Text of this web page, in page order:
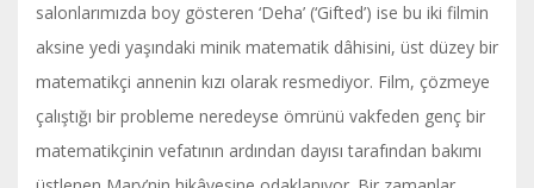
salonlarımızda boy gösteren ‘Deha’ (‘Gifted’) ise bu iki filmin
aksine yedi yaşındaki minik matematik dâhisini, üst düzey bir
matematikçi annenin kızı olarak resmediyor. Film, çözmeye
çalıştığı bir probleme neredeyse ömrünü vakfeden genç bir
matematikçinin vefatının ardından dayısı tarafından bakımı